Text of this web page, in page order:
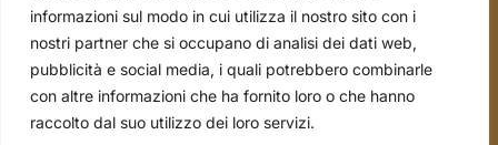
informazioni sul modo in cui utilizza il nostro sito con i
nostri partner che si occupano di analisi dei dati web,
pubblicità e social media, i quali potrebbero combinarle
con altre informazioni che ha fornito loro o che hanno
raccolto dal suo utilizzo dei loro servizi.
tel. 051.70.22.15
mail. info@borsari2emme.it
Via Andrea Costa, 4/A - 40013 Castel Maggiore
(BO)